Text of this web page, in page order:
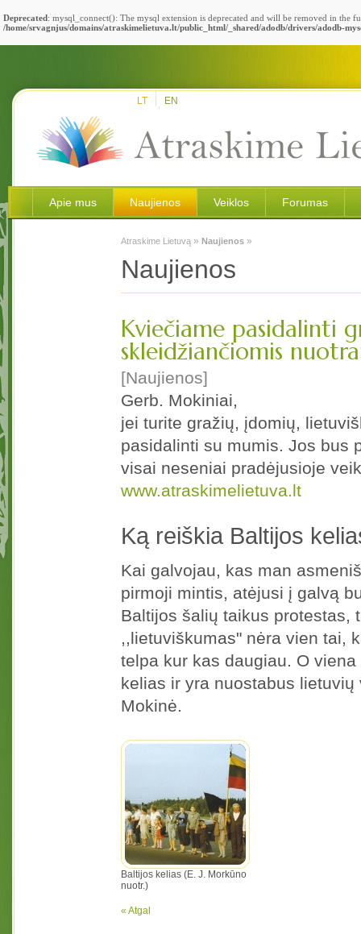
Deprecated: mysql_connect(): The mysql extension is deprecated and will be removed in the
/home/srvagnjus/domains/atraskimelietuva.lt/public_html/_shared/adodb/drivers/adodb-
LT EN
Apie mus Naujienos Veiklos Forumas
Atraskime Lietuvą » Naujienos »
Naujienos
Kviečiame pasidalinti
skleidžiančiomis
[Naujienos]
Gerb. Mokiniai,
jei turite gražių, įdomių,
pasidalinti su mumis. Jos bus
visai neseniai pradėjusioje
www.atraskimelietuva.lt
Ką reiškia Baltijos
Kai galvojau, kas man
pirmoji mintis, atėjusi į galvą
Baltijos šalių taikus protestas,
,,lietuviškumas" nėra vien tai,
telpa kur kas daugiau. O
kelias ir yra nuostabus
Mokinė.
Baltijos kelias (E. J. Morkūno
nuotr.)
« Atgal